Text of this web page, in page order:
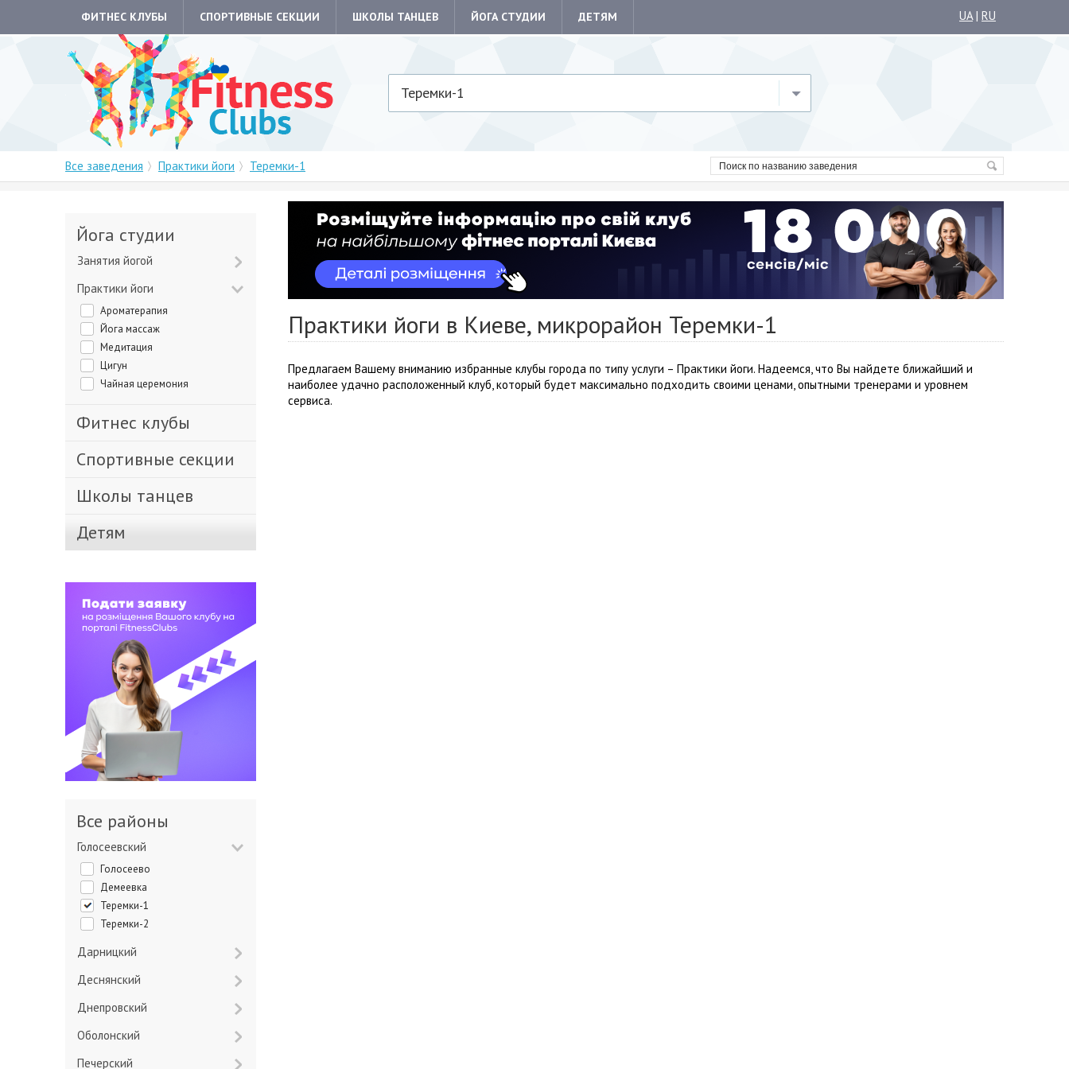
ФИТНЕС КЛУБЫ СПОРТИВНЫЕ СЕКЦИИ ШКОЛЫ ТАНЦЕВ ЙОГА СТУДИИ ДЕТЯМ UA| RU
Теремки-1
Все заведения Практики йоги Теремки-1
Практики йоги в Киеве, микрорайон Теремки-1
Предлагаем Вашему вниманию избранные клубы города по типу услуги – Практики йоги. Надеемся, что Вы найдете ближайший и
наиболее удачно расположенный клуб, который будет максимально подходить своими ценами, опытными тренерами и уровнем
сервиса.
Йога студии
Занятия йогой
Практики йоги
Ароматерапия
Йога массаж
Медитация
Цигун
Чайная церемония
Фитнес клубы
Спортивные секции
Школы танцев
Детям
Все районы
Голосеевский
Голосеево
Демеевка
Теремки-1
Теремки-2
Дарницкий
Деснянский
Днепровский
Оболонский
Печерский